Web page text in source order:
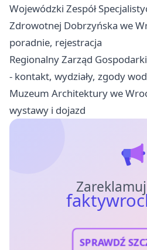
Wojewódzki Zespół
Zdrowotnej Dobrzyńska we
poradnie, rejestracja
Regionalny Zarząd
- kontakt, wydziały, zgody
Muzeum Architektury we
wystawy i dojazd
SPRAWDŹ